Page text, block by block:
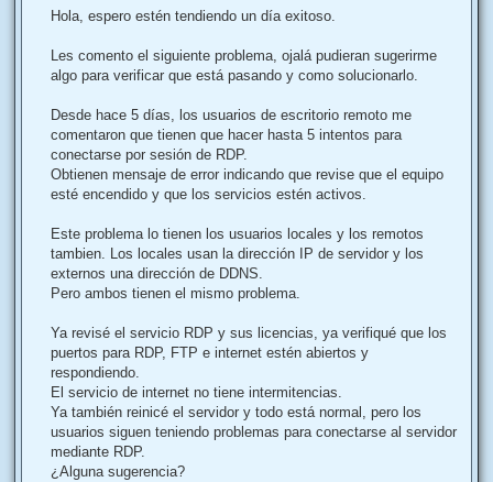
n
j
Hola, espero estén tendiendo un día exitoso.
Les comento el siguiente problema, ojalá pudieran sugerirme
algo para verificar que está pasando y como solucionarlo.
Desde hace 5 días, los usuarios de escritorio remoto me
comentaron que tienen que hacer hasta 5 intentos para
conectarse por sesión de RDP.
Obtienen mensaje de error indicando que revise que el equipo
esté encendido y que los servicios estén activos.
Este problema lo tienen los usuarios locales y los remotos
tambien. Los locales usan la dirección IP de servidor y los
externos una dirección de DDNS.
Pero ambos tienen el mismo problema.
Ya revisé el servicio RDP y sus licencias, ya verifiqué que los
puertos para RDP, FTP e internet estén abiertos y
respondiendo.
El servicio de internet no tiene intermitencias.
Ya también reinicé el servidor y todo está normal, pero los
usuarios siguen teniendo problemas para conectarse al servidor
mediante RDP.
¿Alguna sugerencia?